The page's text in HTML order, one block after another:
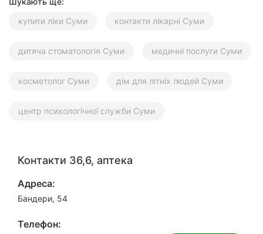
Івано-
Луцьк
Ужгород
купити ліки Суми
контакти лікарні Суми
дитяча стоматологія Суми медичні послуги Суми
косметолог Суми дім для літніх людей Суми
центр психологічної служби Суми
Контакти 36,6, аптека
Адреса:
Бандери, 54
Телефон: